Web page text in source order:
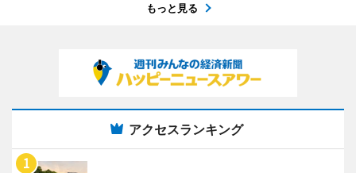
もっと見る
アクセスランキング